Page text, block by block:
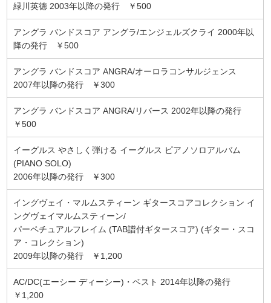
緑川英徳 2003年以降の発行 ￥500
アングラ バンドスコア アングラ/エンジェルズクライ 2000年以
降の発行 ￥500
アングラ バンドスコア ANGRA/オーロラコンサルジェンス
2007年以降の発行 ￥300
アングラ バンドスコア ANGRA/リバース 2002年以降の発行
￥500
イーグルス やさしく弾ける イーグルス ピアノソロアルバム
(PIANO SOLO)
2006年以降の発行 ￥300
イングヴェイ・マルムスティーン ギタースコアコレクション イ
ングヴェイマルムスティーン/
パーペチュアルフレイム (TAB譜付ギタースコア) (ギター・スコ
ア・コレクション)
2009年以降の発行 ￥1,200
AC/DC(エーシー ディーシー)・ベスト 2014年以降の発行
￥1,200